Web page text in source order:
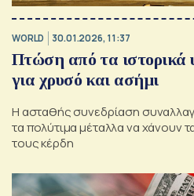
WORLD 30.01.2026, 11:37
Πτώση από τα ιστορικά
για χρυσό και ασήμι
Η ασταθής συνεδρίαση
τα πολύτιμα μέταλλα να χάνουν
τους κέρδη